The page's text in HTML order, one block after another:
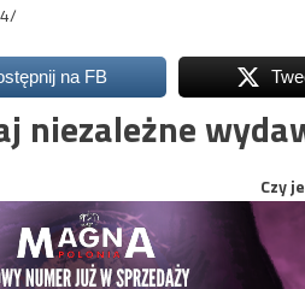
na FB
niezależne
Czy